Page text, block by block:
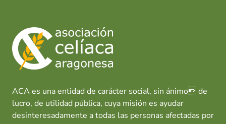
ACA es una entidad de carácter social, sin ánimo de
lucro, de utilidad pública, cuya misión es ayudar
desinteresadamente a todas las personas afectadas por